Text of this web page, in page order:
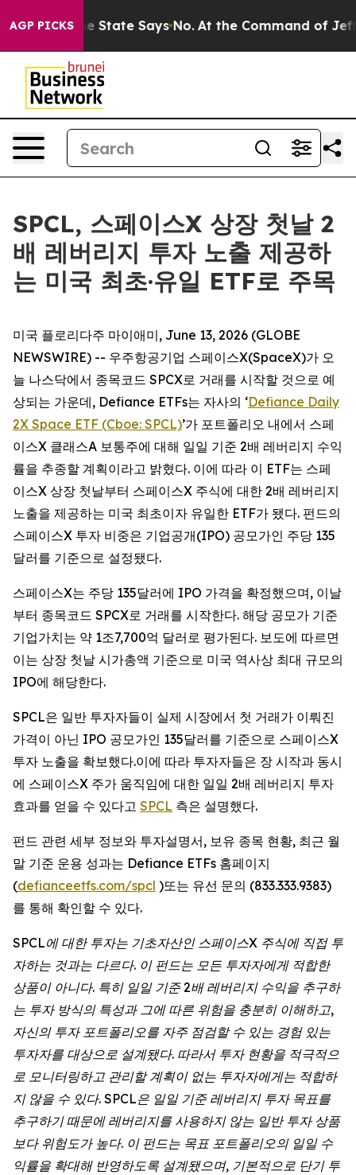
AGP PICKS
The State Says No. At the Command of Jeff
SPCL, 스페이스X 상장 첫날 2
배 레버리지 투자 노출 제공하
는 미국 최초·유일 ETF로 주목
미국 플로리다주 마이애미, June 13, 2026 (GLOBE
NEWSWIRE) -- 우주항공기업 스페이스X(SpaceX)가 오
늘 나스닥에서 종목코드 SPCX로 거래를 시작할 것으로 예
상되는 가운데, Defiance ETFs는 자사의 ‘Defiance Daily
2X Space ETF (Cboe: SPCL)’가 포트폴리오 내에서 스페
이스X 클래스A 보통주에 대해 일일 기준 2배 레버리지 수익
률을 추종할 계획이라고 밝혔다. 이에 따라 이 ETF는 스페
이스X 상장 첫날부터 스페이스X 주식에 대한 2배 레버리지
노출을 제공하는 미국 최초이자 유일한 ETF가 됐다. 펀드의
스페이스X 투자 비중은 기업공개(IPO) 공모가인 주당 135
달러를 기준으로 설정됐다.
스페이스X는 주당 135달러에 IPO 가격을 확정했으며, 이날
부터 종목코드 SPCX로 거래를 시작한다. 해당 공모가 기준
기업가치는 약 1조7,700억 달러로 평가된다. 보도에 따르면
이는 상장 첫날 시가총액 기준으로 미국 역사상 최대 규모의
IPO에 해당한다.
SPCL은 일반 투자자들이 실제 시장에서 첫 거래가 이뤄진
가격이 아닌 IPO 공모가인 135달러를 기준으로 스페이스X
투자 노출을 확보했다.이에 따라 투자자들은 장 시작과 동시
에 스페이스X 주가 움직임에 대한 일일 2배 레버리지 투자
효과를 얻을 수 있다고 SPCL 측은 설명했다.
펀드 관련 세부 정보와 투자설명서, 보유 종목 현황, 최근 월
말 기준 운용 성과는 Defiance ETFs 홈페이지
(defianceetfs.com/spcl )또는 유선 문의 (833.333.9383)
를 통해 확인할 수 있다.
SPCL에 대한 투자는 기초자산인 스페이스X 주식에 직접 투
자하는 것과는 다르다. 이 펀드는 모든 투자자에게 적합한
상품이 아니다. 특히 일일 기준 2배 레버리지 수익을 추구하
는 투자 방식의 특성과 그에 따른 위험을 충분히 이해하고,
자신의 투자 포트폴리오를 자주 점검할 수 있는 경험 있는
투자자를 대상으로 설계됐다. 따라서 투자 현황을 적극적으
로 모니터링하고 관리할 계획이 없는 투자자에게는 적합하
지 않을 수 있다. SPCL은 일일 기준 레버리지 투자 목표를
추구하기 때문에 레버리지를 사용하지 않는 일반 투자 상품
보다 위험도가 높다. 이 펀드는 목표 포트폴리오의 일일 수
익률을 확대해 반영하도록 설계됐으며, 기본적으로 단기 투